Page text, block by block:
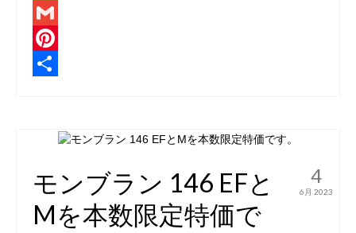
Line
Gmail
Pinterest
4
6月 2023
モンブラン 146 EFと
Mを本数限定特価で